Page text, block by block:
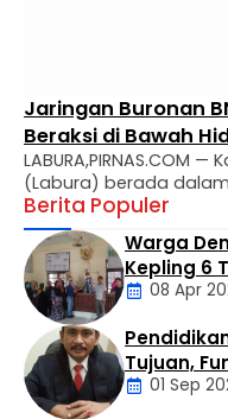
Jaringan Buronan
Beraksi di Bawah
LABURA,PIRNAS.COM
(Labura) berada
Bandar besar buronan
Simangunsong alias
mengendalikan
Selatan dan Kualuh
telah berstatus Daftar
Berdasarkan
beroperasi tanpa
Berita Populer
Daerah
Warga
Kepling 6
Tak08 Apr
Tujuan,
01 Sep